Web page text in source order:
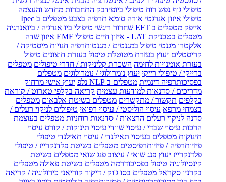
טיפולי גוף נפש רוח טיפולי ביופידבק התחברות מחדש והעצמה
טיפולי איזון אנרגטי אורה סומא תרפיה בצבע
מטפלים ב Ipec
אייפק מטפלים ב EFT שחרור ריגשי
טיפולי ביו אנרגיה / ביואנרגיה
מטפלים בטכניקת LAT - איזון חיים
טיפולי EMF איזון שדה
אלקטרו מגנטי טיפול במגנטים / מגנטותרפיה חנויות מיסטיקה /
קריסטלים יעוץ בעזרת מטוטלת טיפול בעזרת חוצונים טיפול
בעזרת אומנויות לחימה השכרת קליניקות / חדרי טיפולים מטפלים
ברייקי / טיפולי רייקי יעוץ נומרולוגי / נומרולוגים מטפלים
בפסיכותרפיה דינמית מטפלים ב NLP נלפ
יעוץ אישי מרחוק
מדריכים / סדנאות למודעות עצמית קריאה בקלפי טארוט / קוראת
בקלפים תקשור / מתקשרים מטפלים בשיטת אלבאום מטפלים
בצמחי מרפא עיסוי הוליסטי / עיסוי רפואי טיפולים לניקוי רעלים /
סדנה לניקוי רעלים הרצאות / סדנאות רוחניות מטפלים בעוצמת
הרכות עיסוי שבדי / עיסוי שוודי עיסוי תינוקות / קורס עיסוי
תינוקות מטפלים בעיסוי תאילנדי / עיסוי תאילנדי טיפולי
פיזיותרפיה / פיזיותרפיסטים מטפלים בשיטת פלדנקרייז / טיפולי
פלדנקרייז יעוץ פנג שואי / עיצוב פנג שואי מטפלים בשיטת
קינסיולוגיה טיפול בפסיכודרמה מטפלים בשיטת פאולה מטפלים
בקרניו סקראל מטפלים בסו ג'וק / דיקור קוריאני כירולוגיה / קריאה